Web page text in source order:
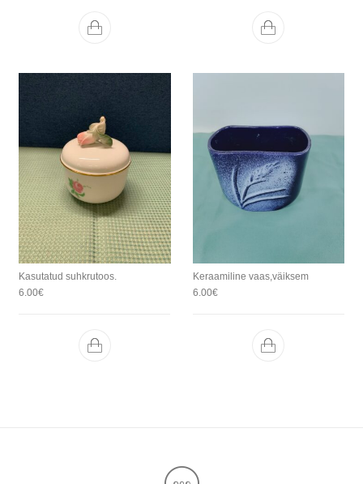
Kasutatud suhkrutoos.
6.00€
Keraamiline vaas,väiksem
6.00€